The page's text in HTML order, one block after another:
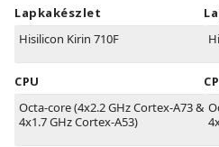
Lapkakészlet
Hisilicon Kirin 710F
CPU
Octa-core (4x2.2 GHz Cortex-A73 &
4x1.7 GHz Cortex-A53)